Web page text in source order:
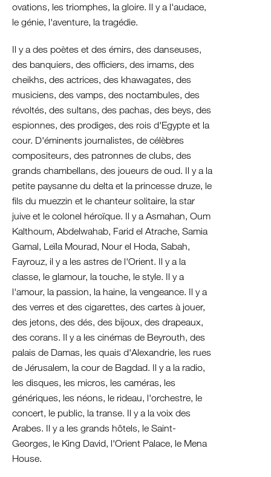
ovations, les triomphes, la gloire. Il y a l'audace,
le génie, l'aventure, la tragédie.
Il y a des poètes et des émirs, des danseuses,
des banquiers, des officiers, des imams, des
cheikhs, des actrices, des khawagates, des
musiciens, des vamps, des noctambules, des
révoltés, des sultans, des pachas, des beys, des
espionnes, des prodiges, des rois d'Egypte et la
cour. D'éminents journalistes, de célèbres
compositeurs, des patronnes de clubs, des
grands chambellans, des joueurs de oud. Il y a la
petite paysanne du delta et la princesse druze, le
fils du muezzin et le chanteur solitaire, la star
juive et le colonel héroïque. Il y a Asmahan, Oum
Kalthoum, Abdelwahab, Farid el Atrache, Samia
Gamal, Leïla Mourad, Nour el Hoda, Sabah,
Fayrouz, il y a les astres de l'Orient. Il y a la
classe, le glamour, la touche, le style. Il y a
l'amour, la passion, la haine, la vengeance. Il y a
des verres et des cigarettes, des cartes à jouer,
des jetons, des dés, des bijoux, des drapeaux,
des corans. Il y a les cinémas de Beyrouth, des
palais de Damas, les quais d'Alexandrie, les rues
de Jérusalem, la cour de Bagdad. Il y a la radio,
les disques, les micros, les caméras, les
génériques, les néons, le rideau, l'orchestre, le
concert, le public, la transe. Il y a la voix des
Arabes. Il y a les grands hôtels, le Saint-
Georges, le King David, l'Orient Palace, le Mena
House.